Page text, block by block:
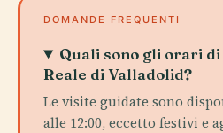
DOMANDE FREQUENTI
Quali sono gli orari
Reale di Valladolid?
Le visite guidate sono
alle 12:00, eccetto festivi e